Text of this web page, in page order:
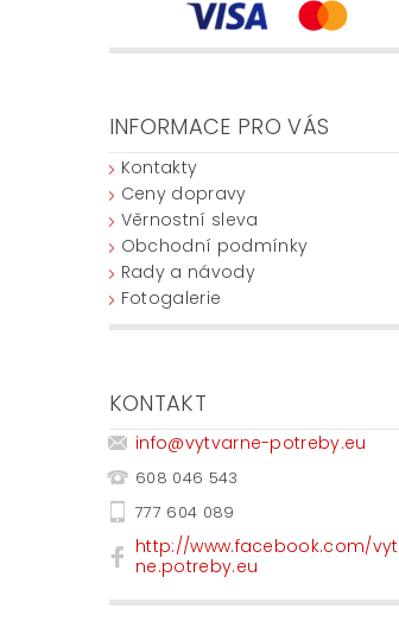
INFORMACE PRO VÁS
Kontakty
Ceny dopravy
Věrnostní sleva
Obchodní podmínky
Rady a návody
Fotogalerie
KONTAKT
info@vytvarne-potreby.eu
608 046 543
777 604 089
http://www.facebook.com/
ne.potreby.eu